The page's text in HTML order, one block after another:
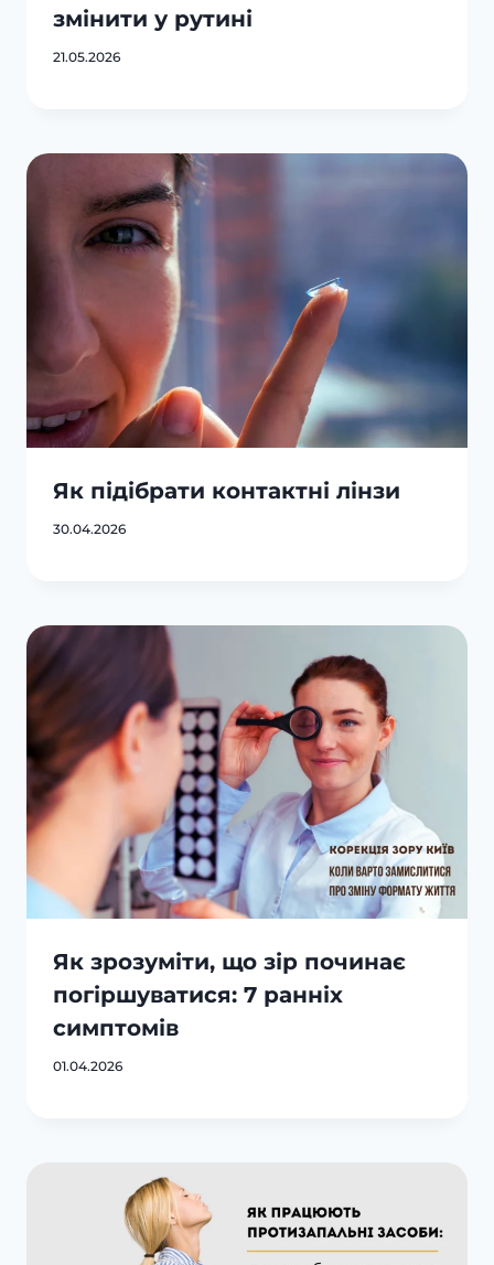
змінити у рутині
21.05.2026
Як підібрати контактні лінзи
30.04.2026
Як зрозуміти, що зір починає
погіршуватися: 7 ранніх
симптомів
01.04.2026